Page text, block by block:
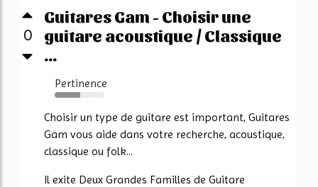
0
Guitares Gam - Choisir une
guitare acoustique / Classique
...
Pertinence
52%
Choisir un type de guitare est important, Guitares
Gam vous aide dans votre recherche, acoustique,
classique ou folk...
Il exite Deux Grandes Familles de Guitare